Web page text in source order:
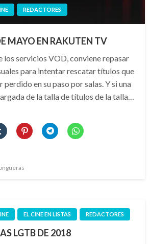
REDACTORES
MAYO EN RAKUTEN TV
los servicios VOD, conviene repasar
para intentar rescatar títulos que
perdido en su paso por salas. Y si una
de la talla de títulos de la talla…
EL CINE EN LISTAS REDACTORES
LGTB DE 2018